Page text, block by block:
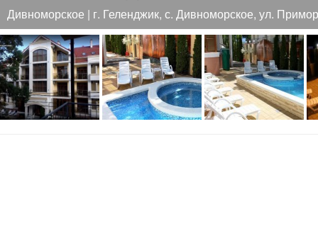
Дивноморское | г. Геленджик, с. Дивноморское, ул.